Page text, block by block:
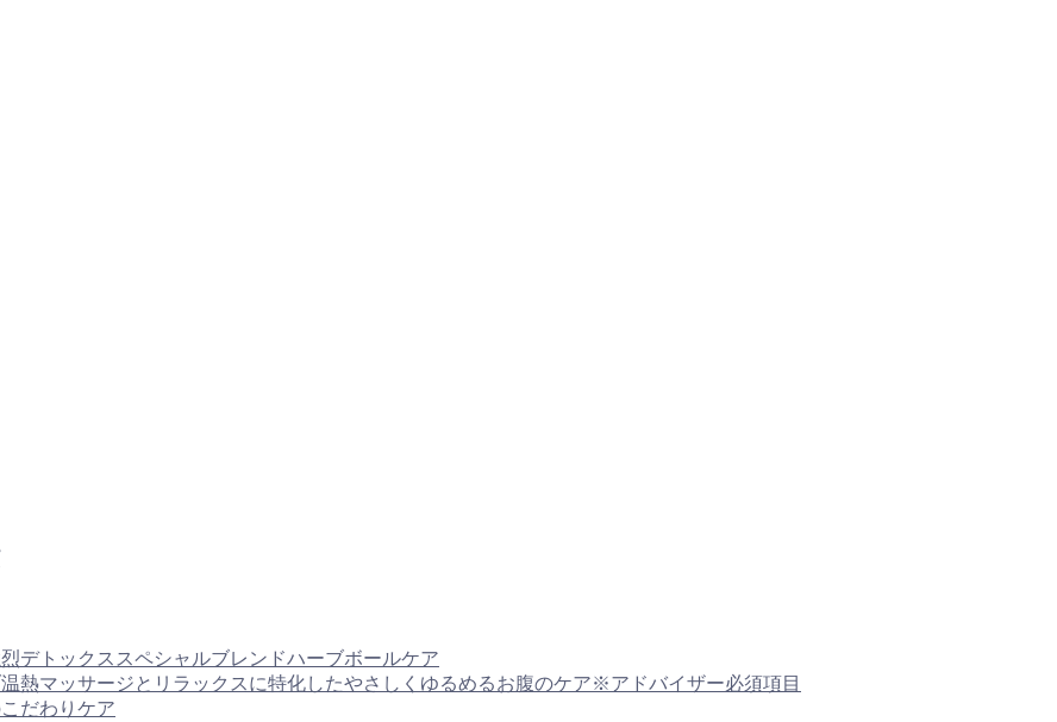
デトックススペシャルブレンドハーブボールケア
温熱マッサージとリラックスに特化したやさしくゆるめるお腹のケア※アドバイザー必須項目
だわりケア